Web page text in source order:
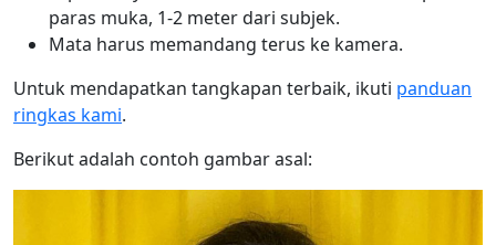
paras muka, 1-2 meter dari subjek.
Mata harus memandang terus ke kamera.
Untuk mendapatkan tangkapan terbaik, ikuti panduan
ringkas kami.
Berikut adalah contoh gambar asal: